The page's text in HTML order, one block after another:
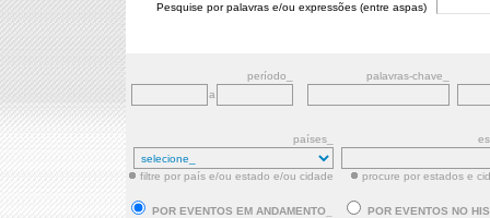
Pesquise por palavras e/ou expressões (entre aspas)
período_
palavras-chave_
a
países_
filtre por país e/ou estado e/ou cidade procure por estados e
POR EVENTOS EM ANDAMENTO_ POR EVENTOS NO